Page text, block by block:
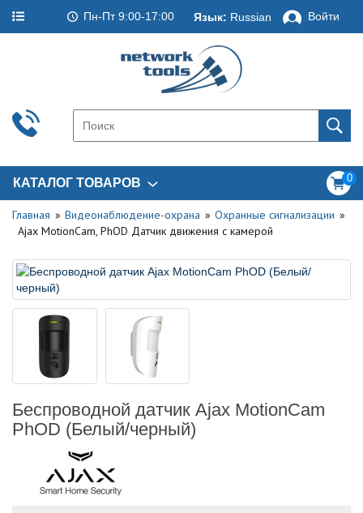
Пн-Пт 9:00-17:00 Язык: Russian Войти
КАТАЛОГ ТОВАРОВ 0
Главная Видеонаблюдение-охрана
Охранные сигнализации
Ajax MotionCam, PhOD Датчик движения с камерой
Беспроводной датчик Ajax MotionCam
PhOD (Белый/черный)